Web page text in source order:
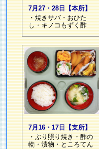
7月27・28日【本所】
・焼きサバ・おひた
し・キノコもずく酢
7月16・17日【支所】
・ぶり照り焼き・酢の
物・漬物・ところてん